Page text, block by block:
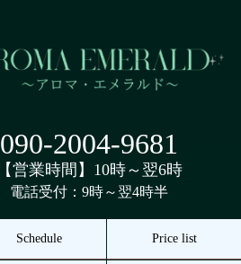
090-2004-9681
【営業時間】10時～翌6時
電話受付：9時～翌4時半
Schedule Price list